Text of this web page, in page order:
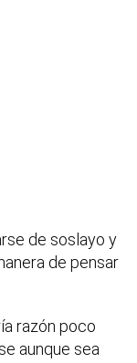
de soslayo y
de pensar
razón poco
aunque sea